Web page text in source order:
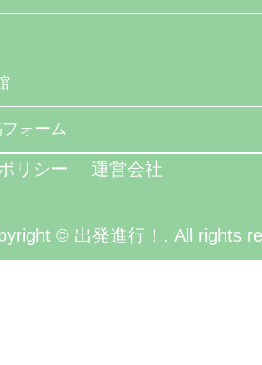
ォーム
リシー 運営会社
© 出発進行！. All rights